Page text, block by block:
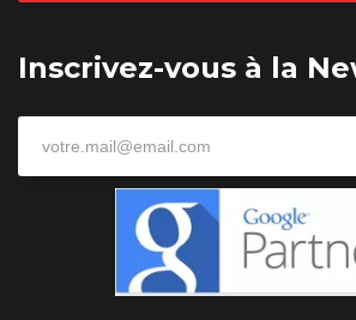
Inscrivez-vous à la